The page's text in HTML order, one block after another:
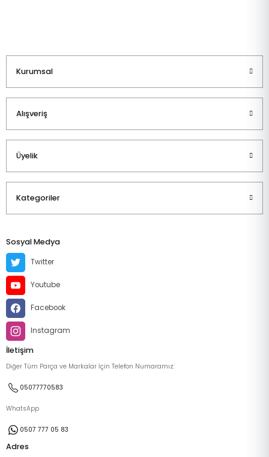
Kurumsal
Alışveriş
Üyelik
Kategoriler
Sosyal Medya
Twitter
Youtube
Facebook
Instagram
İletişim
Diğer Tüm Parça ve Markalar İçin Telefon Numaramız:
05077770583
WhatsApp
0507 777 05 83
Adres